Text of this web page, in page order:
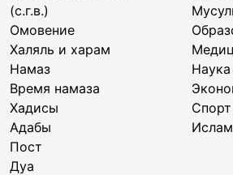
(с.г.в.)
Омовение
Халяль и харам
Намаз
Время намаза
Хадисы
Адабы
Пост
Дуа
Наука
Спорт